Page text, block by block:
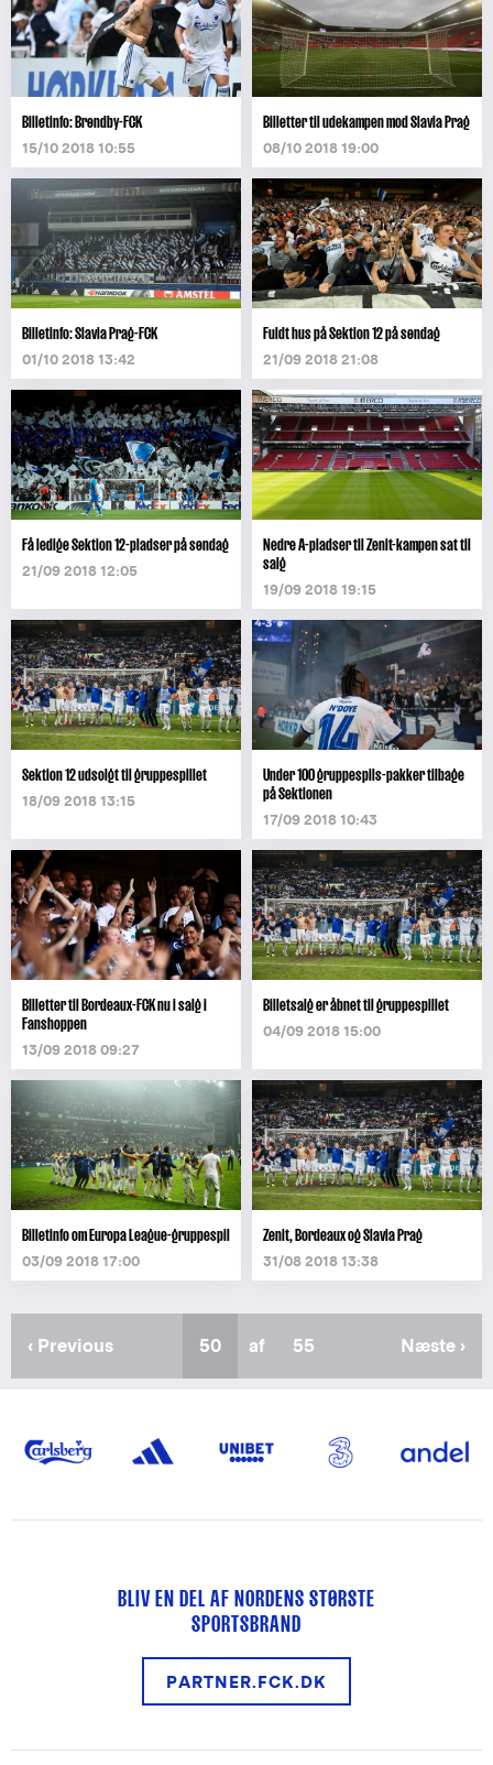
Billetinfo: Brøndby-FCK
15/10 2018 10:55
Billetter til udekampen mod Slavia Prag
08/10 2018 19:00
Billetinfo: Slavia Prag-FCK
01/10 2018 13:42
Fuldt hus på Sektion 12 på søndag
21/09 2018 21:08
Få ledige Sektion 12-pladser på søndag
21/09 2018 12:05
Nedre A-pladser til Zenit-kampen sat til
salg
19/09 2018 19:15
Sektion 12 udsolgt til gruppespillet
18/09 2018 13:15
Under 100 gruppespils-pakker tilbage
på Sektionen
17/09 2018 10:43
BIlletter til Bordeaux-FCK nu i salg i
Fanshoppen
13/09 2018 09:27
Billetsalg er åbnet til gruppespillet
04/09 2018 15:00
Billetinfo om Europa League-gruppespil
03/09 2018 17:00
Zenit, Bordeaux og Slavia Prag
31/08 2018 13:38
Forrige
‹ Previous
Nuværende
50 af
Næste
Næste ›
Sidste
55
BLIV EN DEL AF NORDENS STØRSTE
SPORTSBRAND
PARTNER.FCK.DK